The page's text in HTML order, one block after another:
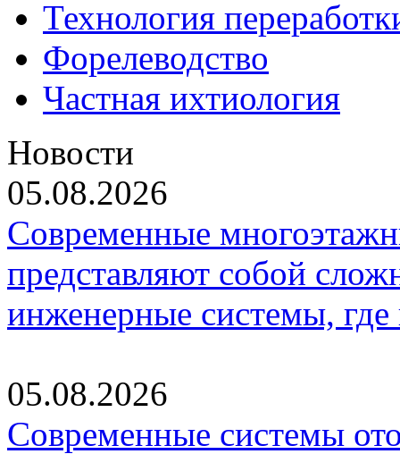
Технология
Форелеводство
Частная ихтиология
Новости
05.08.2026
Современные
представляют собой
инженерные системы,
05.08.2026
Современные системы